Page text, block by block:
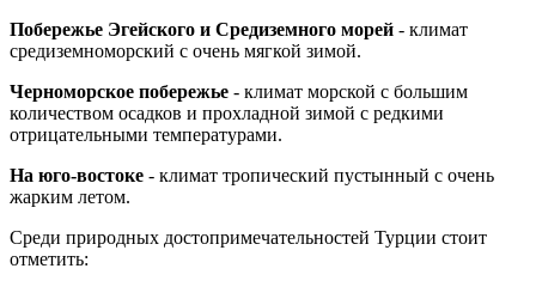
Побережье Эгейского и Средиземного морей - климат
средиземноморский с очень мягкой зимой.
Черноморское побережье - климат морской с большим
количеством осадков и прохладной зимой с редкими
отрицательными температурами.
На юго-востоке - климат тропический пустынный с очень
жарким летом.
Среди природных достопримечательностей Турции стоит
отметить: